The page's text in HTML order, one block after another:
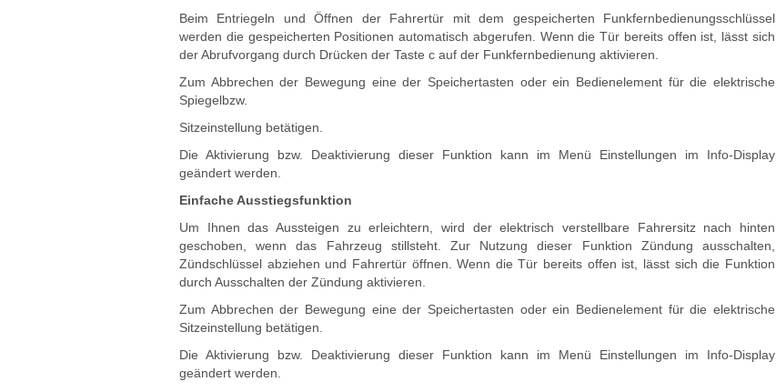
Beim Entriegeln und Öffnen der Fahrertür mit dem gespeicherten Funkfernbedienungsschlüssel
werden die gespeicherten Positionen automatisch abgerufen. Wenn die Tür bereits offen ist, lässt sich
der Abrufvorgang durch Drücken der Taste c auf der Funkfernbedienung aktivieren.
Zum Abbrechen der Bewegung eine der Speichertasten oder ein Bedienelement für die elektrische
Spiegelbzw.
Sitzeinstellung betätigen.
Die Aktivierung bzw. Deaktivierung dieser Funktion kann im Menü Einstellungen im Info-Display
geändert werden.
Einfache Ausstiegsfunktion
Um Ihnen das Aussteigen zu erleichtern, wird der elektrisch verstellbare Fahrersitz nach hinten
geschoben, wenn das Fahrzeug stillsteht. Zur Nutzung dieser Funktion Zündung ausschalten,
Zündschlüssel abziehen und Fahrertür öffnen. Wenn die Tür bereits offen ist, lässt sich die Funktion
durch Ausschalten der Zündung aktivieren.
Zum Abbrechen der Bewegung eine der Speichertasten oder ein Bedienelement für die elektrische
Sitzeinstellung betätigen.
Die Aktivierung bzw. Deaktivierung dieser Funktion kann im Menü Einstellungen im Info-Display
geändert werden.